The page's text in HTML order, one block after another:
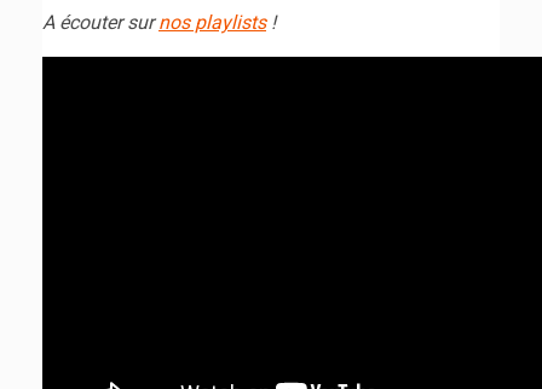
A écouter surnos playlists!